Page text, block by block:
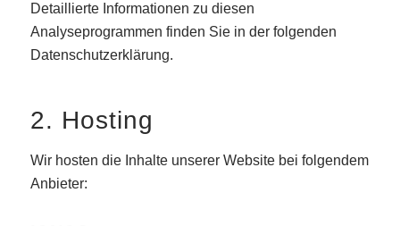
Detaillierte Informationen zu diesen
Analyseprogrammen finden Sie in der folgenden
Datenschutzerklärung.
2. Hosting
Wir hosten die Inhalte unserer Website bei folgendem
Anbieter: